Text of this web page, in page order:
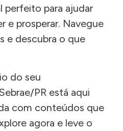
perfeito para ajudar
e prosperar. Navegue
e descubra o que
do seu
PR está aqui
com conteúdos que
agora e leve o